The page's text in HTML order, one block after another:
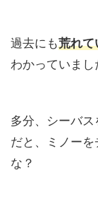
過去にも荒れて
わかっていまし
多分、シーバ
だと、ミノー
な？